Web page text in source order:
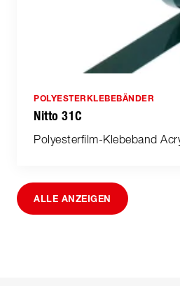
POLYESTERKLEBEBÄNDER
Nitto 31C
Polyesterfilm-Klebeband
ALLE ANZEIGEN